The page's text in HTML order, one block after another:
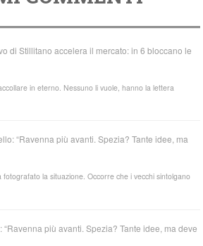
di Stillitano accelera il mercato: in 6 bloccano le
in eterno. Nessuno li vuole, hanno la lettera
“Ravenna più avanti. Spezia? Tante idee, ma
la situazione. Occorre che i vecchi sintolgano
“Ravenna più avanti. Spezia? Tante idee, ma deve